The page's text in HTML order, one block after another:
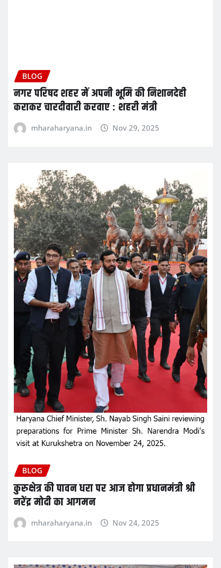
BLOG
नगर परिषद शहर में अपनी भूमि की निशानदेही
कराकर चारदीवारी करवाए : शहरी मंत्री
mharaharyana.in Nov 29, 2025
BLOG
कुरुक्षेत्र की पावन धरा पर आज होगा प्रधानमंत्री श्री
नरेंद्र मोदी का आगमन
mharaharyana.in Nov 24, 2025